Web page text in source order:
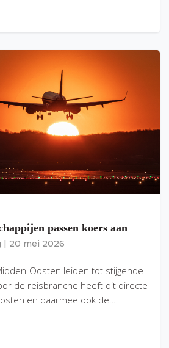
passen koers aan
20 mei 2026
Oosten leiden tot stijgende
de reisbranche heeft dit directe
en daarmee ook de…